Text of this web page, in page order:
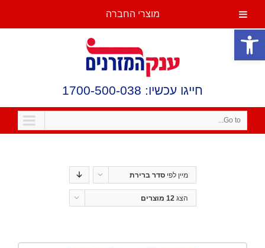
פתח סרגל נגישות
חייגו עכשיו: 1700-500-038
Go to...
מיין לפיסדר ברירת
מחדל
הצג12 מוצרים
מוצרי החברה